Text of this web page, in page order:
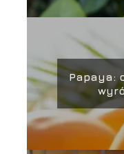
Papaya: